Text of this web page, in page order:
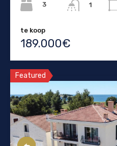
3
1
te koop
189.000€
Featured